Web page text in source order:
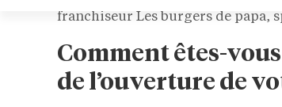
franchiseur Les burgers de papa,
Comment êtes-
de l’ouverture de